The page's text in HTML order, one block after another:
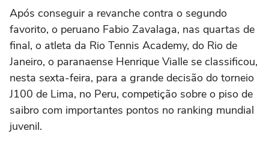
Após conseguir a revanche contra o segundo
favorito, o peruano Fabio Zavalaga, nas quartas de
final, o atleta da Rio Tennis Academy, do Rio de
Janeiro, o paranaense Henrique Vialle se classificou,
nesta sexta-feira, para a grande decisão do torneio
J100 de Lima, no Peru, competição sobre o piso de
saibro com importantes pontos no ranking mundial
juvenil.